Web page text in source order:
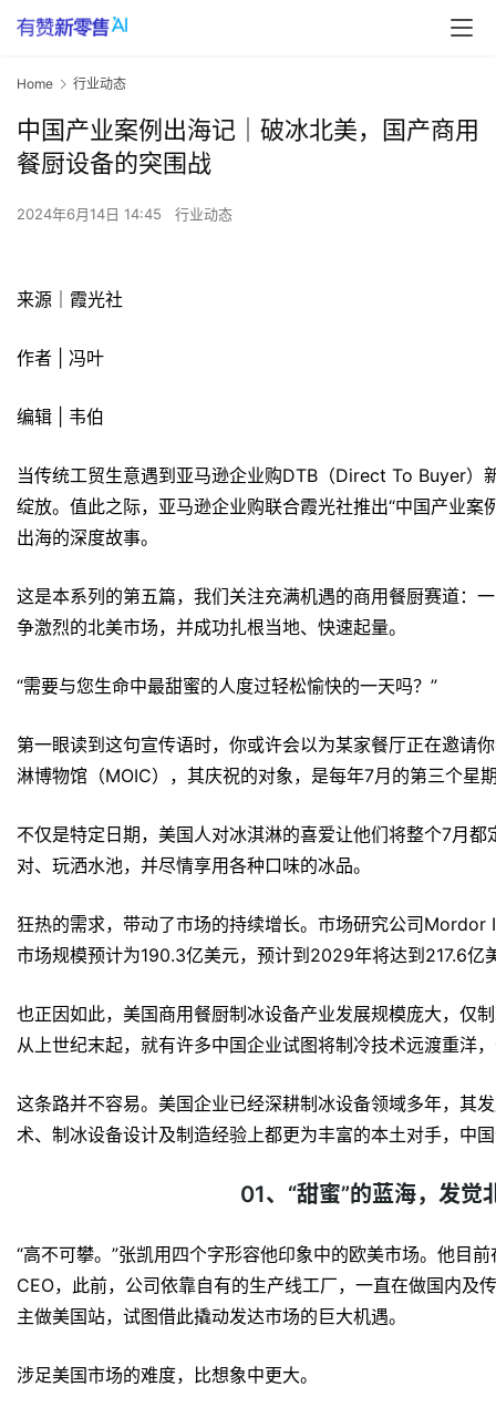
Home 行业动态
中国产业案例出海记｜破冰北美，国产商用
餐厨设备的突围战
2024年6月14日 14:45 行业动态
​来源｜霞光社
作者 | 冯叶
编辑 | 韦伯
当传统工贸生意遇到亚马逊企业购DTB（Direct To Buyer）
绽放。值此之际，亚马逊企业购联合霞光社推出“中国产业案
出海的深度故事。
这是本系列的第五篇，我们关注充满机遇的商用餐厨赛道：
争激烈的北美市场，并成功扎根当地、快速起量。
“需要与您生命中最甜蜜的人度过轻松愉快的一天吗？”
第一眼读到这句宣传语时，你或许会以为某家餐厅正在邀请
淋博物馆（MOIC），其庆祝的对象，是每年7月的第三个
不仅是特定日期，美国人对冰淇淋的喜爱让他们将整个7月都
对、玩洒水池，并尽情享用各种口味的冰品。
狂热的需求，带动了市场的持续增长。市场研究公司
市场规模预计为190.3亿美元，预计到2029年将达到217.6亿
也正因如此，美国商用餐厨制冰设备产业发展规模庞大，仅
从上世纪末起，就有许多中国企业试图将制冷技术远渡重洋
这条路并不容易。美国企业已经深耕制冰设备领域多年，其
术、制冰设备设计及制造经验上都更为丰富的本土对手，中
01、“甜蜜”的蓝海，发觉
“高不可攀。”张凯用四个字形容他印象中的欧美市场。他目
CEO，此前，公司依靠自有的生产线工厂，一直在做国内及
主做美国站，试图借此撬动发达市场的巨大机遇。
涉足美国市场的难度，比想象中更大。